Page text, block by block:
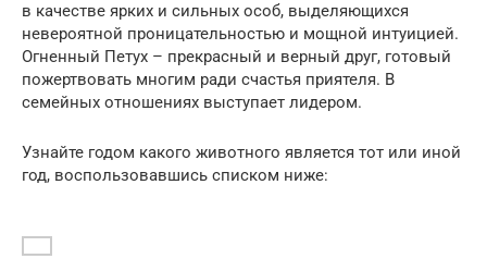
в качестве ярких и сильных особ, выделяющихся
невероятной проницательностью и мощной интуицией.
Огненный Петух – прекрасный и верный друг, готовый
пожертвовать многим ради счастья приятеля. В
семейных отношениях выступает лидером.
Узнайте годом какого животного является тот или иной
год, воспользовавшись списком ниже: